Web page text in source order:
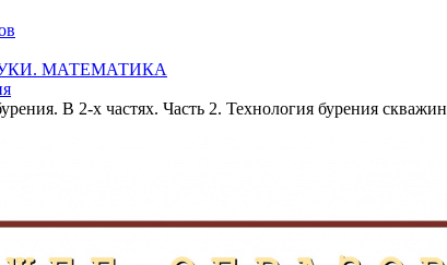
МАТЕМАТИКА
В 2-х частях. Часть 2. Технология бурения скважин